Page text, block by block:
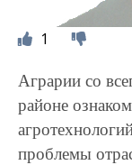
1
Аграрии со
районе
проблемы